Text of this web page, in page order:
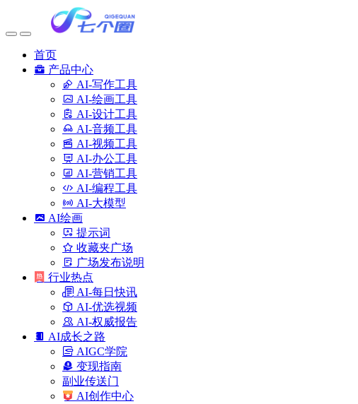
首页
产品中心
AI-写作工具
AI-绘画工具
AI-设计工具
AI-音频工具
AI-视频工具
AI-办公工具
AI-营销工具
AI-编程工具
AI-大模型
AI绘画
提示词
收藏夹广场
广场发布说明
行业热点
AI-每日快讯
AI-优选视频
AI-权威报告
AI成长之路
AIGC学院
变现指南
副业传送门
AI创作中心